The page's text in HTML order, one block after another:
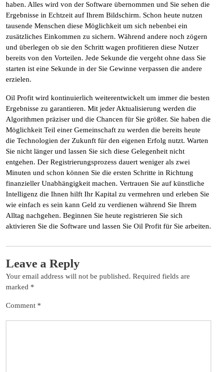
haben. Alles wird von der Software übernommen und Sie sehen die
Ergebnisse in Echtzeit auf Ihrem Bildschirm. Schon heute nutzen
tausende Menschen diese Möglichkeit um sich nebenbei ein
zusätzliches Einkommen zu sichern. Während andere noch zögern
und überlegen ob sie den Schritt wagen profitieren diese Nutzer
bereits von den Vorteilen. Jede Sekunde die vergeht ohne dass Sie
starten ist eine Sekunde in der Sie Gewinne verpassen die andere
erzielen.
Oil Profit wird kontinuierlich weiterentwickelt um immer die besten
Ergebnisse zu garantieren. Mit jeder Aktualisierung werden die
Algorithmen präziser und die Chancen für Sie größer. Sie haben die
Möglichkeit Teil einer Gemeinschaft zu werden die bereits heute
die Technologien der Zukunft für den eigenen Erfolg nutzt. Warten
Sie nicht länger und lassen Sie sich diese Gelegenheit nicht
entgehen. Der Registrierungsprozess dauert weniger als zwei
Minuten und schon können Sie die ersten Schritte in Richtung
finanzieller Unabhängigkeit machen. Vertrauen Sie auf künstliche
Intelligenz die Ihnen hilft Ihr Kapital zu vermehren und erleben Sie
wie einfach es sein kann Geld zu verdienen während Sie Ihrem
Alltag nachgehen. Beginnen Sie heute registrieren Sie sich
aktivieren Sie die Software und lassen Sie Oil Profit für Sie arbeiten.
Leave a Reply
Your email address will not be published. Required fields are
marked *
Comment *